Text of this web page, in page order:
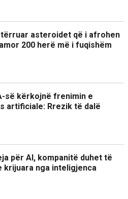
asteroidet që i afrohen
200 herë më i fuqishëm
së kërkojnë frenimin e
artificiale: Rrezik të dalë
për AI, kompanitë duhet të
nga inteligjenca